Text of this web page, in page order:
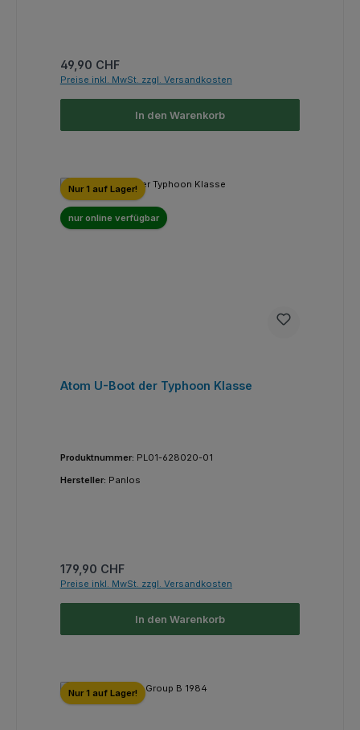
Regulärer Preis:
49,90 CHF
Preise inkl. MwSt. zzgl. Versandkosten
In den Warenkorb
Nur 1 auf Lager!
nur online verfügbar
Atom U-Boot der Typhoon Klasse
Produktnummer: PL01-628020-01
Hersteller: Panlos
Regulärer Preis:
179,90 CHF
Preise inkl. MwSt. zzgl. Versandkosten
In den Warenkorb
Nur 1 auf Lager!